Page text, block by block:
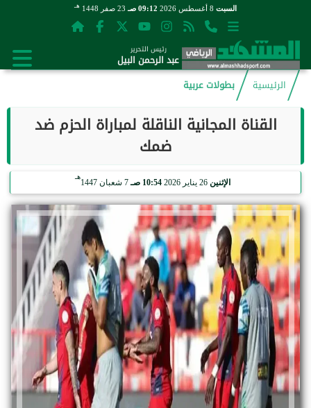
السبت 09:12 صـ 23 صفر 1448 هـ
رئيس التحرير
عبد الرحمن البيل
الرئيسية
بطولات عربية
القناة المجانية الناقلة لمباراة الحزم ضد
ضمك
الإثنين 10:54 صـ 7 شعبان 1447
هـ